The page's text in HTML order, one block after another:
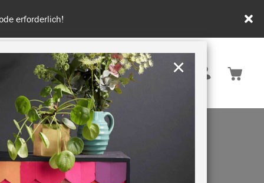
ab 50€.
Deutschland
NACHHALTIGKEIT
×